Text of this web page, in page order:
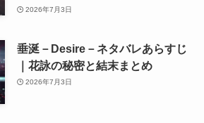
2026年7月3日
垂涎－Desire－ネタバレあらすじ
｜花詠の秘密と結末まとめ
2026年7月3日